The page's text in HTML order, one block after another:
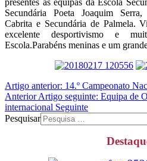
presentes as equipas da Escola
Secundária Poeta Joaquim
Cabrita e Secundária de Palmela.
excelente desportivismo e
Escola.Parabéns meninas e um
Artigo anterior: 14.º Campeonato
Anterior Artigo seguinte: Equipa de
internacional Seguinte
Pesquisar